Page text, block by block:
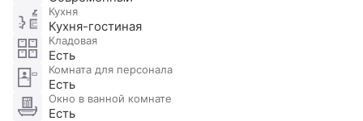
Кухня
Кухня-гостиная
Кладовая
Есть
Комната для персонала
Есть
Окно в ванной комнате
Есть